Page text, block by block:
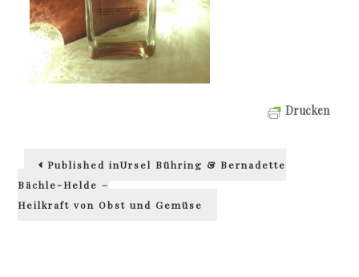
Drucken
Beitragsnavigation
Published inUrsel Bühring & Bernadette
Bächle-Helde –
Heilkraft von Obst und Gemüse